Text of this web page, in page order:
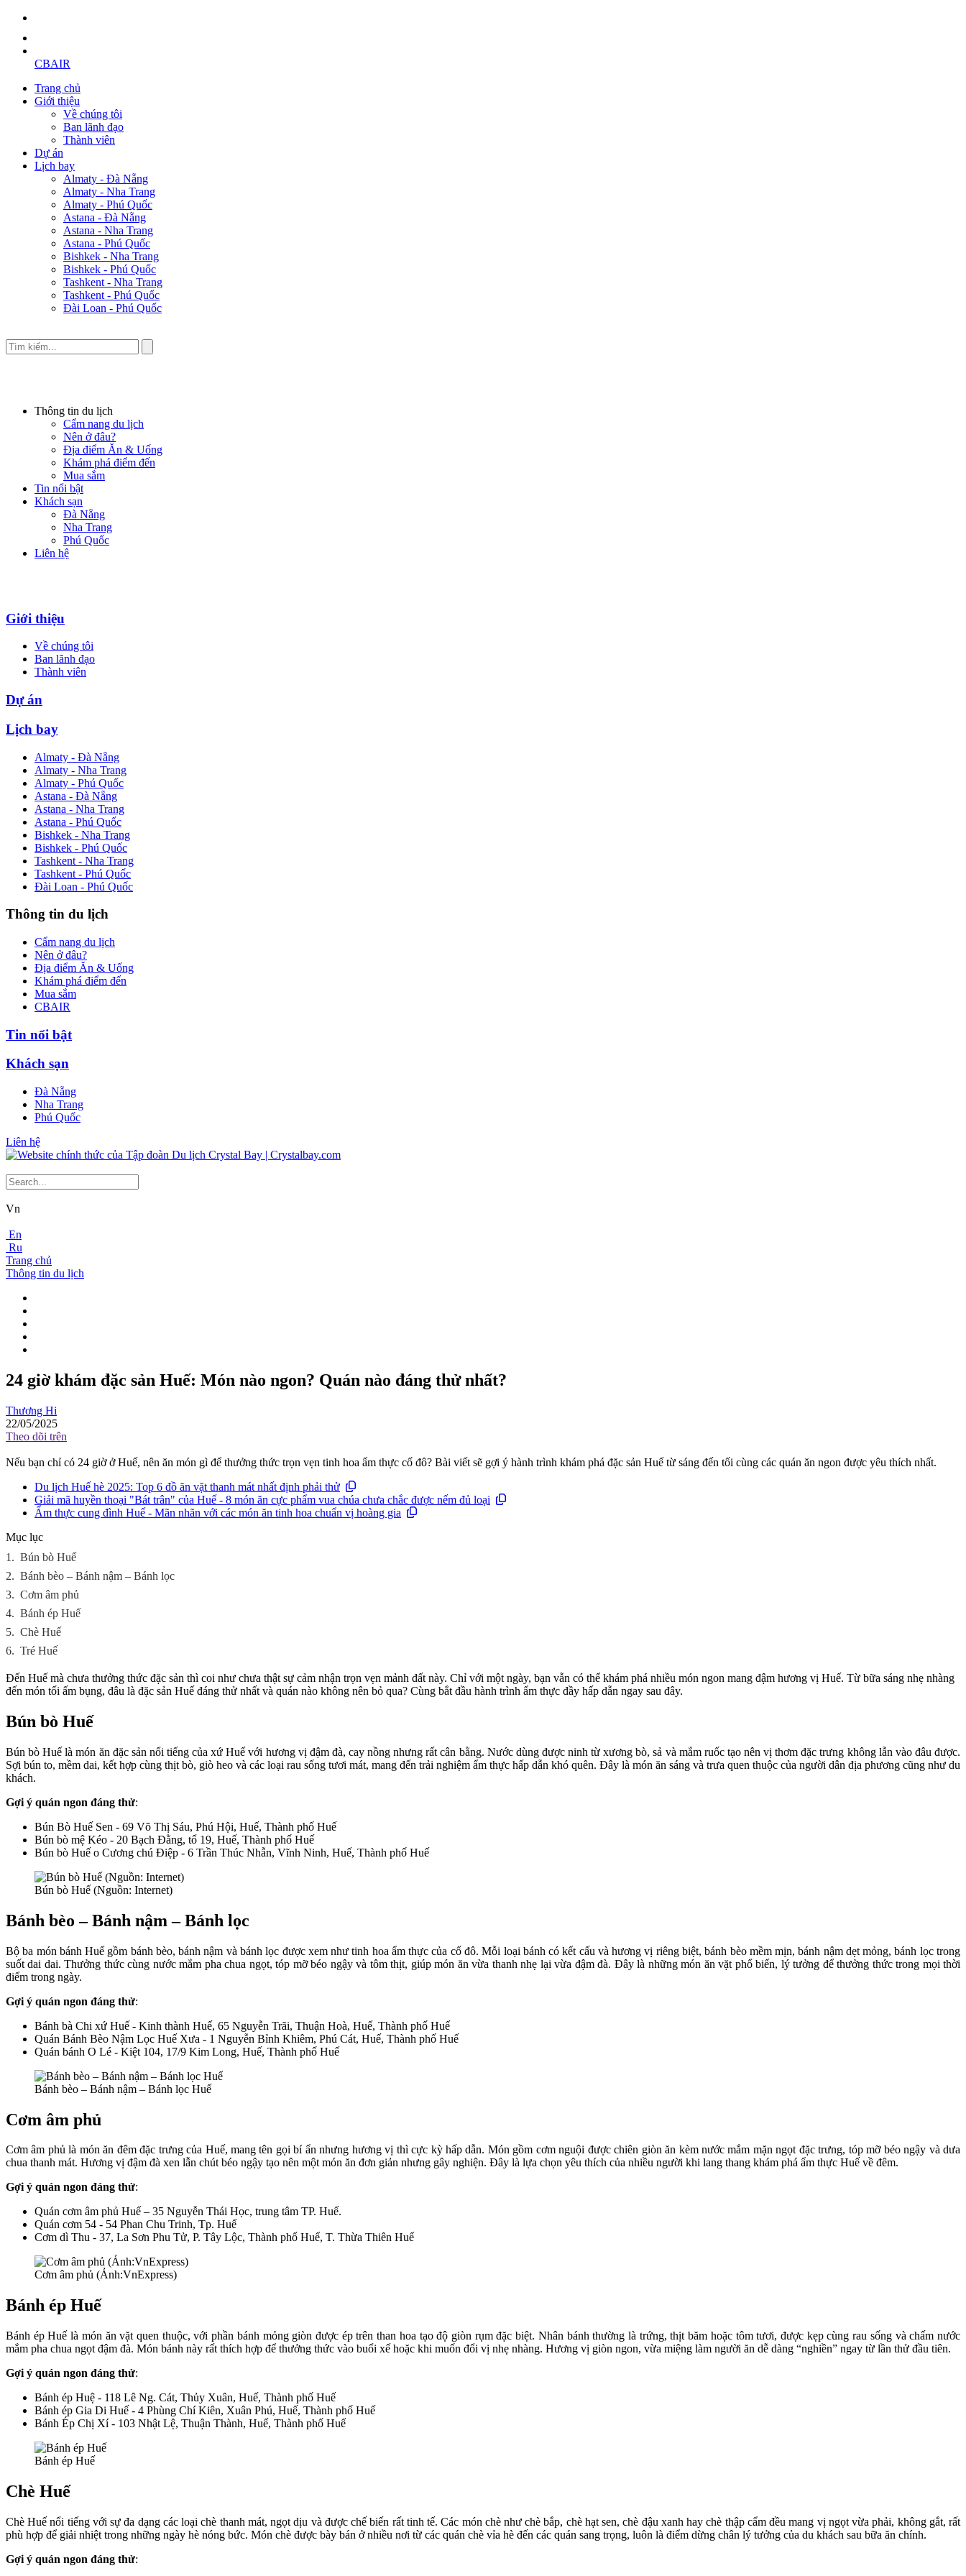
CBAIR
Trang chủ
Giới thiệu
Về chúng tôi
Ban lãnh đạo
Thành viên
Dự án
Lịch bay
Almaty - Đà Nẵng
Almaty - Nha Trang
Almaty - Phú Quốc
Astana - Đà Nẵng
Astana - Nha Trang
Astana - Phú Quốc
Bishkek - Nha Trang
Bishkek - Phú Quốc
Tashkent - Nha Trang
Tashkent - Phú Quốc
Đài Loan - Phú Quốc
Thông tin du lịch
Cẩm nang du lịch
Nên ở đâu?
Địa điểm Ăn & Uống
Khám phá điểm đến
Mua sắm
Tin nổi bật
Khách sạn
Đà Nẵng
Nha Trang
Phú Quốc
Liên hệ
Giới thiệu
Về chúng tôi
Ban lãnh đạo
Thành viên
Dự án
Lịch bay
Almaty - Đà Nẵng
Almaty - Nha Trang
Almaty - Phú Quốc
Astana - Đà Nẵng
Astana - Nha Trang
Astana - Phú Quốc
Bishkek - Nha Trang
Bishkek - Phú Quốc
Tashkent - Nha Trang
Tashkent - Phú Quốc
Đài Loan - Phú Quốc
Thông tin du lịch
Cẩm nang du lịch
Nên ở đâu?
Địa điểm Ăn & Uống
Khám phá điểm đến
Mua sắm
CBAIR
Tin nổi bật
Khách sạn
Đà Nẵng
Nha Trang
Phú Quốc
Liên hệ
Vn
En
Ru
Trang chủ
Thông tin du lịch
24 giờ khám đặc sản Huế: Món nào ngon? Quán nào đáng thử nhất?
Thương Hi
22/05/2025
Theo dõi trên
Nếu bạn chỉ có 24 giờ ở Huế, nên ăn món gì để thưởng thức trọn vẹn tinh hoa ẩm thực cố đô? Bài viết sẽ gợi ý hành trình khám phá đặc sản Huế từ sáng đến tối cùng các quán ăn ngon được yêu thích nhất.
Du lịch Huế hè 2025: Top 6 đồ ăn vặt thanh mát nhất định phải thử
Giải mã huyền thoại "Bát trân" của Huế - 8 món ăn cực phẩm vua chúa chưa chắc được nếm đủ loại
Ẩm thực cung đình Huế - Mãn nhãn với các món ăn tinh hoa chuẩn vị hoàng gia
Mục lục
1. Bún bò Huế
2. Bánh bèo – Bánh nậm – Bánh lọc
3. Cơm âm phủ
4. Bánh ép Huế
5. Chè Huế
6. Tré Huế
Đến Huế mà chưa thưởng thức đặc sản thì coi như chưa thật sự cảm nhận trọn vẹn mảnh đất này. Chỉ với một ngày, bạn vẫn có thể khám phá nhiều món ngon mang đậm hương vị Huế. Từ bữa sáng nhẹ nhàng
đến món tối ấm bụng, đâu là đặc sản Huế đáng thử nhất và quán nào không nên bỏ qua? Cùng bắt đầu hành trình ẩm thực đầy hấp dẫn ngay sau đây.
Bún bò Huế
Bún bò Huế là món ăn đặc sản nổi tiếng của xứ Huế với hương vị đậm đà, cay nồng nhưng rất cân bằng. Nước dùng được ninh từ xương bò, sả và mắm ruốc tạo nên vị thơm đặc trưng không lẫn vào đâu được.
Sợi bún to, mềm dai, kết hợp cùng thịt bò, giò heo và các loại rau sống tươi mát, mang đến trải nghiệm ẩm thực hấp dẫn khó quên. Đây là món ăn sáng và trưa quen thuộc của người dân địa phương cũng như du
khách.
Gợi ý quán ngon đáng thử:
Bún Bò Huế Sen - 69 Võ Thị Sáu, Phú Hội, Huế, Thành phố Huế
Bún bò mệ Kéo - 20 Bạch Đằng, tổ 19, Huế, Thành phố Huế
Bún bò Huế o Cương chú Điệp - 6 Trần Thúc Nhẫn, Vĩnh Ninh, Huế, Thành phố Huế
Bún bò Huế (Nguồn: Internet)
Bánh bèo – Bánh nậm – Bánh lọc
Bộ ba món bánh Huế gồm bánh bèo, bánh nậm và bánh lọc được xem như tinh hoa ẩm thực của cố đô. Mỗi loại bánh có kết cấu và hương vị riêng biệt, bánh bèo mềm mịn, bánh nậm dẹt mỏng, bánh lọc trong
suốt dai dai. Thưởng thức cùng nước mắm pha chua ngọt, tóp mỡ béo ngậy và tôm thịt, giúp món ăn vừa thanh nhẹ lại vừa đậm đà. Đây là những món ăn vặt phổ biến, lý tưởng để thưởng thức trong mọi thời
điểm trong ngày.
Gợi ý quán ngon đáng thử:
Bánh bà Chi xứ Huế - Kinh thành Huế, 65 Nguyễn Trãi, Thuận Hoà, Huế, Thành phố Huế
Quán Bánh Bèo Nậm Lọc Huế Xưa - 1 Nguyễn Bỉnh Khiêm, Phú Cát, Huế, Thành phố Huế
Quán bánh O Lé - Kiệt 104, 17/9 Kim Long, Huế, Thành phố Huế
Bánh bèo – Bánh nậm – Bánh lọc Huế
Cơm âm phủ
Cơm âm phủ là món ăn đêm đặc trưng của Huế, mang tên gọi bí ẩn nhưng hương vị thì cực kỳ hấp dẫn. Món gồm cơm nguội được chiên giòn ăn kèm nước mắm mặn ngọt đặc trưng, tóp mỡ béo ngậy và dưa
chua thanh mát. Hương vị đậm đà xen lẫn chút béo ngậy tạo nên một món ăn đơn giản nhưng gây nghiện. Đây là lựa chọn yêu thích của nhiều người khi lang thang khám phá ẩm thực Huế về đêm.
Gợi ý quán ngon đáng thử:
Quán cơm âm phủ Huế – 35 Nguyễn Thái Học, trung tâm TP. Huế.
Quán cơm 54 - 54 Phan Chu Trinh, Tp. Huế
Cơm dì Thu - 37, La Sơn Phu Tử, P. Tây Lộc, Thành phố Huế, T. Thừa Thiên Huế
Cơm âm phủ (Ảnh:VnExpress)
Bánh ép Huế
Bánh ép Huế là món ăn vặt quen thuộc, với phần bánh mỏng giòn được ép trên than hoa tạo độ giòn rụm đặc biệt. Nhân bánh thường là trứng, thịt băm hoặc tôm tươi, được kẹp cùng rau sống và chấm nước
mắm pha chua ngọt đậm đà. Món bánh này rất thích hợp để thưởng thức vào buổi xế hoặc khi muốn đổi vị nhẹ nhàng. Hương vị giòn ngon, vừa miệng làm người ăn dễ dàng “nghiền” ngay từ lần thử đầu tiên.
Gợi ý quán ngon đáng thử:
Bánh ép Huệ - 118 Lê Ng. Cát, Thủy Xuân, Huế, Thành phố Huế
Bánh ép Gia Di Huế - 4 Phùng Chí Kiên, Xuân Phú, Huế, Thành phố Huế
Bánh Ép Chị Xí - 103 Nhật Lệ, Thuận Thành, Huế, Thành phố Huế
Bánh ép Huế
Chè Huế
Chè Huế nổi tiếng với sự đa dạng các loại chè thanh mát, ngọt dịu và được chế biến rất tinh tế. Các món chè như chè bắp, chè hạt sen, chè đậu xanh hay chè thập cẩm đều mang vị ngọt vừa phải, không gắt, rất
phù hợp để giải nhiệt trong những ngày hè nóng bức. Món chè được bày bán ở nhiều nơi từ các quán chè vỉa hè đến các quán sang trọng, luôn là điểm dừng chân lý tưởng của du khách sau bữa ăn chính.
Gợi ý quán ngon đáng thử: